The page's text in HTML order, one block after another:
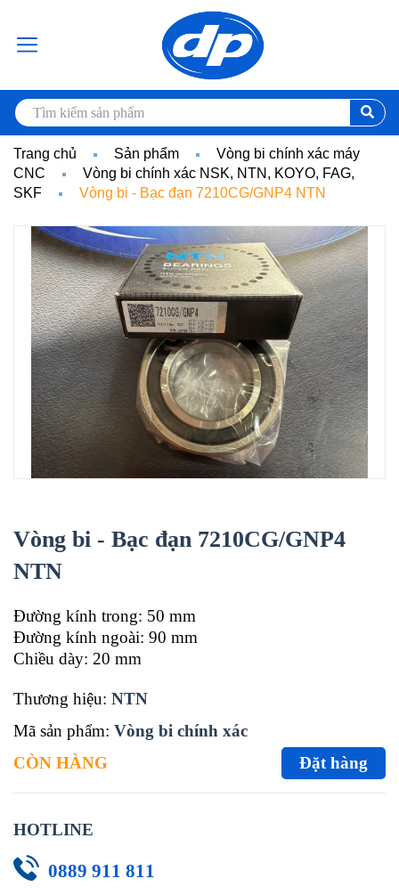
Trang chủ Sản phẩm
Vòng bi chính xác máy
CNC
Vòng bi chính xác NSK, NTN, KOYO, FAG,
SKF
Vòng bi - Bạc đạn 7210CG/GNP4 NTN
Vòng bi - Bạc đạn 7210CG/GNP4
NTN
Đường kính trong: 50 mm
Đường kính ngoài: 90 mm
Chiều dày: 20 mm
Thương hiệu: NTN
Mã sản phẩm: Vòng bi chính xác
CÒN HÀNG
Đặt hàng
HOTLINE
0889 911 811